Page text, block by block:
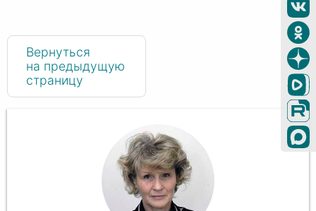
Вернуться
на предыдущую
страницу